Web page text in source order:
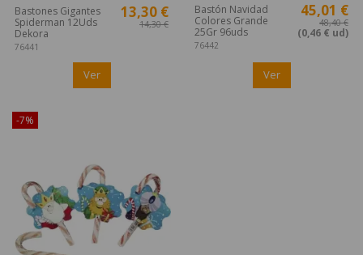
Bastones Gigantes
Spiderman 12Uds
Dekora
76441
13,30 €
14,30 €
Ver
Bastón Navidad
Colores Grande
25Gr 96uds
76442
45,01 €
48,40 €
(0,46 € ud)
Ver
-7%